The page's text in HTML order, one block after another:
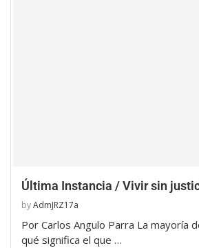
Última Instancia / Vivir sin
byAdmJRZ17a
Por Carlos Angulo Parra La mayoría
qué significa el que …